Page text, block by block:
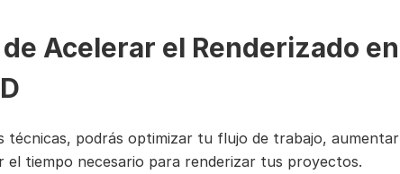
Acelerar el Renderizado en
técnicas, podrás optimizar tu flujo de trabajo, aumentar
el tiempo necesario para renderizar tus proyectos.